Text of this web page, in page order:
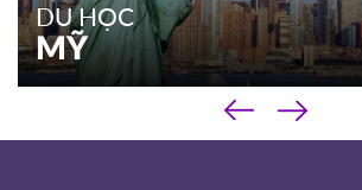
DU HỌC
MỸ
‹
›